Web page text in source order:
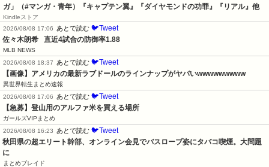
ガ」（#マンガ・青年）『キャプテン翼』『ダイヤモンドの功罪』『リアル』他
Kindleストア
2026/08/08 17:06
あとで読む 🐦Tweet
佐々木朗希   直近4試合の防御率1.88
MLB NEWS
2026/08/08 18:37
あとで読む 🐦Tweet
【画像】アメリカの最新ラブドールのラインナップがヤバいwwwwwwwww
異世界転生まとめ速報
2026/08/08 17:06
あとで読む 🐦Tweet
【急募】登山用のアルファ米を買える場所
ガールズVIPまとめ
2026/08/08 16:23
あとで読む 🐦Tweet
秋田県の超エリート幹部、オンライン会見でバスローブ姿にタバコ喫煙。大問題
に
まとめブレイド